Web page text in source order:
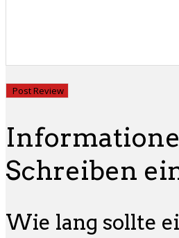
Schreiben
Wie lang sollte